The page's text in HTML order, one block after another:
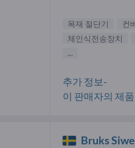
목재 절단기 컨
체인식전송장치
...
추가 정보-
이 판매자의 제품
Bruks